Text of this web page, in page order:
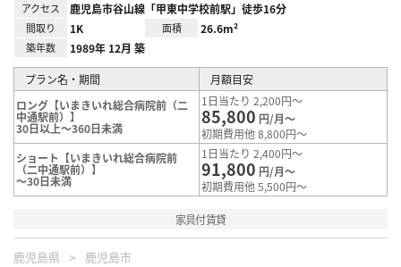
アクセス 鹿児島市谷山線「甲東中学校前駅」徒歩16分
間取り 1K 面積 26.6m²
築年数 1989年 12月 築
プラン名・期間
月額目安
ロング【いまきいれ総合病院前（二
中通駅前）】
30日以上～360日未満
1日当たり 2,200円～
85,800 円/月～
初期費用他 8,800円～
ショート【いまきいれ総合病院前
（二中通駅前）】
～30日未満
1日当たり 2,400円～
91,800 円/月～
初期費用他 5,500円～
家具付賃貸
鹿児島県 鹿児島市